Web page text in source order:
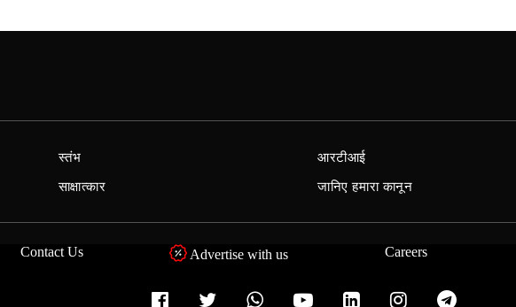
स्तंभ
साक्षात्कार
आरटीआई
जानिए हमारा कानून
Contact Us Advertise with us Careers